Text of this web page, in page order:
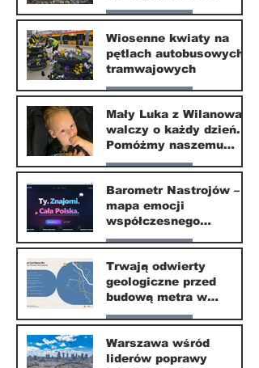
ekspertów
Nasze miasto
20 kwi
Wiosenne kwiaty na
pętlach autobusowych i
tramwajowych
Nasze miasto
20 kwi
Mały Luka z Wilanowa
walczy o każdy dzień.
Pomóżmy naszemu
małemu sąsiadowi
odzyskać dzieciństwo
Nasze miasto
30 mar
Barometr Nastrojów –
mapa emocji
współczesnego
społeczeństwa
Nasze miasto
30 mar
Trwają odwierty
geologiczne przed
budową metra w
Wilanowie
Nasze miasto
24 mar
Warszawa wśród
liderów poprawy